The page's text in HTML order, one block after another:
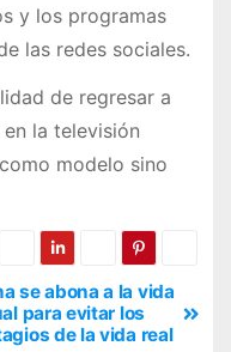
y los programas
las redes sociales.
de regresar a
la televisión
modelo sino
se abona a la vida
para evitar los
de la vida real